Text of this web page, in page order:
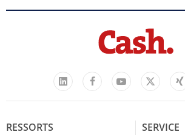
LinkedIn
FacebookYouTube
X
RESSORTS SERVICE